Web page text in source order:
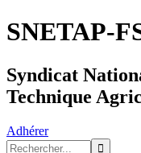
SNETAP-
Syndicat
Technique
Adhérer